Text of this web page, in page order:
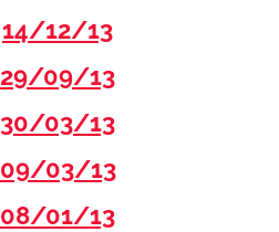
14/12/13
29/09/13
30/03/13
09/03/13
08/01/13